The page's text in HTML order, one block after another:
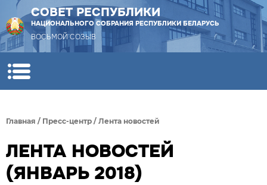
СОВЕТ РЕСПУБЛИКИ
НАЦИОНАЛЬНОГО СОБРАНИЯ РЕСПУБЛИКИ БЕЛАРУСЬ
ВОСЬМОЙ СОЗЫВ
Главная / Пресс-центр / Лента новостей
ЛЕНТА НОВОСТЕЙ
(ЯНВАРЬ 2018)